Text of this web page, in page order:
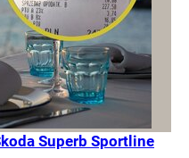
Superb Sportline